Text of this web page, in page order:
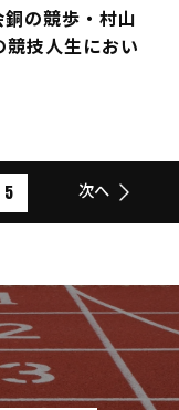
の競歩・村山
競技人生におい
5 次へ